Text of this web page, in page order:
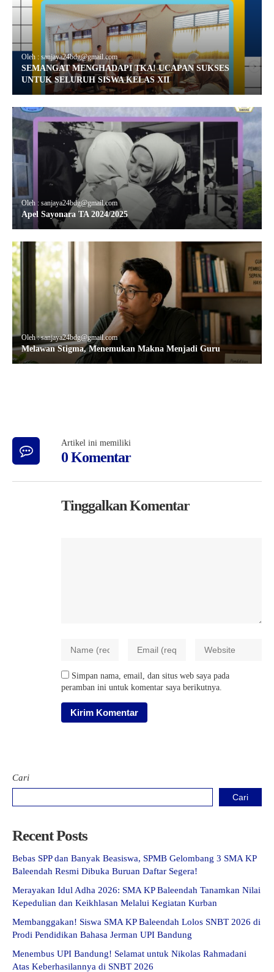
Oleh : sanjaya24bdg@gmail.com
SEMANGAT MENGHADAPI TKA! UCAPAN SUKSES
UNTUK SELURUH SISWA KELAS XII
Oleh : sanjaya24bdg@gmail.com
Apel Sayonara TA 2024/2025
Oleh : sanjaya24bdg@gmail.com
Melawan Stigma, Menemukan Makna Menjadi Guru
Artikel ini memiliki
0 Komentar
Tinggalkan Komentar
Simpan nama, email, dan situs web saya pada
peramban ini untuk komentar saya berikutnya.
Cari
Cari
Recent Posts
Bebas SPP dan Banyak Beasiswa, SPMB Gelombang 3 SMA KP
Baleendah Resmi Dibuka Buruan Daftar Segera!
Merayakan Idul Adha 2026: SMA KP Baleendah Tanamkan Nilai
Kepedulian dan Keikhlasan Melalui Kegiatan Kurban
Membanggakan! Siswa SMA KP Baleendah Lolos SNBT 2026 di
Prodi Pendidikan Bahasa Jerman UPI Bandung
Menembus UPI Bandung! Selamat untuk Nikolas Rahmadani
Atas Keberhasilannya di SNBT 2026